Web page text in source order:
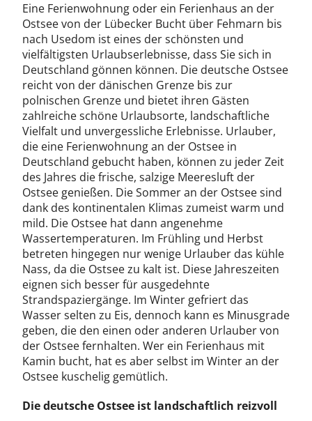
Eine Ferienwohnung oder ein Ferienhaus an der
Ostsee von der Lübecker Bucht über Fehmarn bis
nach Usedom ist eines der schönsten und
vielfältigsten Urlaubserlebnisse, dass Sie sich in
Deutschland gönnen können. Die deutsche Ostsee
reicht von der dänischen Grenze bis zur
polnischen Grenze und bietet ihren Gästen
zahlreiche schöne Urlaubsorte, landschaftliche
Vielfalt und unvergessliche Erlebnisse. Urlauber,
die eine Ferienwohnung an der Ostsee in
Deutschland gebucht haben, können zu jeder Zeit
des Jahres die frische, salzige Meeresluft der
Ostsee genießen. Die Sommer an der Ostsee sind
dank des kontinentalen Klimas zumeist warm und
mild. Die Ostsee hat dann angenehme
Wassertemperaturen. Im Frühling und Herbst
betreten hingegen nur wenige Urlauber das kühle
Nass, da die Ostsee zu kalt ist. Diese Jahreszeiten
eignen sich besser für ausgedehnte
Strandspaziergänge. Im Winter gefriert das
Wasser selten zu Eis, dennoch kann es Minusgrade
geben, die den einen oder anderen Urlauber von
der Ostsee fernhalten. Wer ein Ferienhaus mit
Kamin bucht, hat es aber selbst im Winter an der
Ostsee kuschelig gemütlich.
Die deutsche Ostsee ist landschaftlich reizvoll